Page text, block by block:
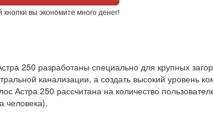
кнопки вы экономите много денег!
250 разработаны специально для крупных
канализации, а создать высокий
250 рассчитана на количество
человека).